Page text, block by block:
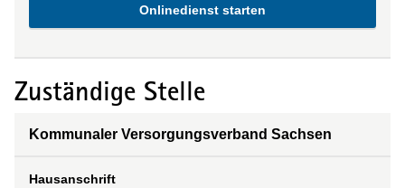
Onlinedienst starten
Zuständige Stelle
Kommunaler Versorgungsverband Sachsen
Hausanschrift